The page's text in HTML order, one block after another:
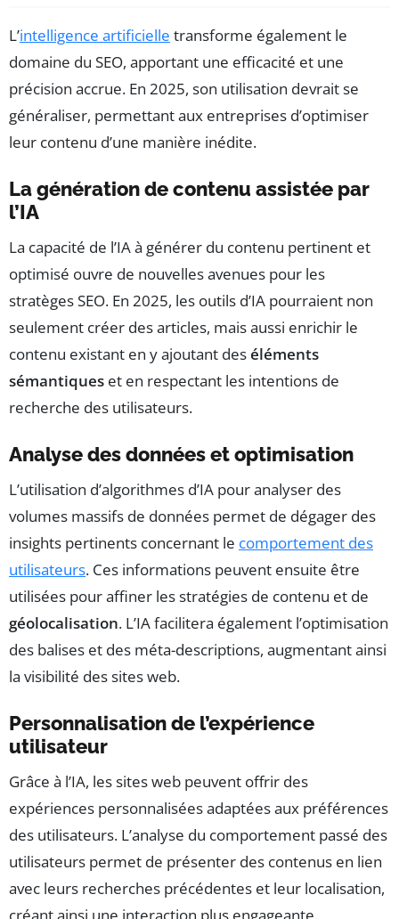
L’intelligence artificielle transforme également le
domaine du SEO, apportant une efficacité et une
précision accrue. En 2025, son utilisation devrait se
généraliser, permettant aux entreprises d’optimiser
leur contenu d’une manière inédite.
La génération de contenu assistée par
l’IA
La capacité de l’IA à générer du contenu pertinent et
optimisé ouvre de nouvelles avenues pour les
stratèges SEO. En 2025, les outils d’IA pourraient non
seulement créer des articles, mais aussi enrichir le
contenu existant en y ajoutant deséléments
sémantiques et en respectant les intentions de
recherche des utilisateurs.
Analyse des données et optimisation
L’utilisation d’algorithmes d’IA pour analyser des
volumes massifs de données permet de dégager des
insights pertinents concernant le comportement des
utilisateurs. Ces informations peuvent ensuite être
utilisées pour affiner les stratégies de contenu et de
géolocalisation. L’IA facilitera également l’optimisation
des balises et des méta-descriptions, augmentant ainsi
la visibilité des sites web.
Personnalisation de l’expérience
utilisateur
Grâce à l’IA, les sites web peuvent offrir des
expériences personnalisées adaptées aux préférences
des utilisateurs. L’analyse du comportement passé des
utilisateurs permet de présenter des contenus en lien
avec leurs recherches précédentes et leur localisation,
créant ainsi une interaction plus engageante.